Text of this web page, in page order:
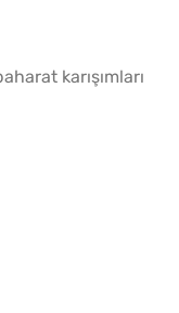
karışımları